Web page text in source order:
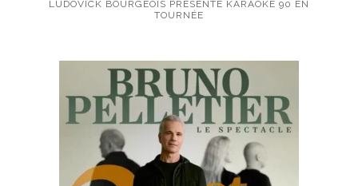
LUDOVICK BOURGEOIS PRÉSENTE KARAOKÉ 90 EN
TOURNÉE